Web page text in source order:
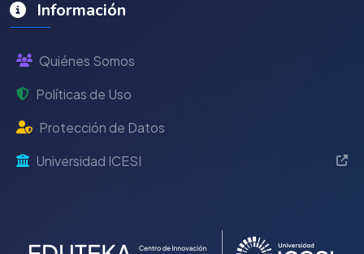
Información
Quiénes Somos
Políticas de Uso
Protección de Datos
Universidad ICESI